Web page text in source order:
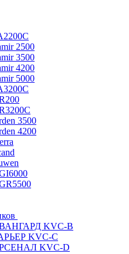
2500
3500
4200
5000
3500
4200
KVC-B
KVC-C
KVC-D